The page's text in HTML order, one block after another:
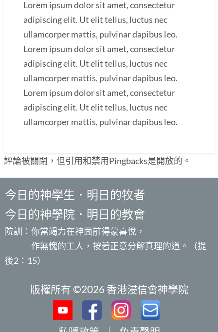
Lorem ipsum dolor sit amet, consectetur
adipiscing elit. Ut elit tellus, luctus nec
ullamcorper mattis, pulvinar dapibus leo.
Lorem ipsum dolor sit amet, consectetur
adipiscing elit. Ut elit tellus, luctus nec
ullamcorper mattis, pulvinar dapibus leo.
Lorem ipsum dolor sit amet, consectetur
adipiscing elit. Ut elit tellus, luctus nec
ullamcorper mattis, pulvinar dapibus leo.
評論被關閉，但引用和禁用Pingbacks是開放的。
今日的神學生．明日的牧者
今日的神學院．明日的教會
院訓：你當竭力在神面前得蒙喜悅，
作無愧的工人，按著正意分解真理的道。（提
後2：15）
版權所有 ©2026 香港浸信會神學院